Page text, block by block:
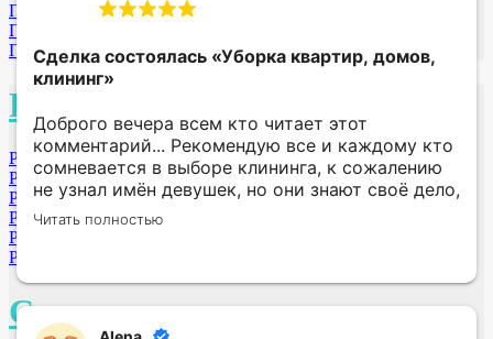
Пенза
Подольск МО
Пушкино МО
Р
Раменское МО
Ростов-на-Дону
Рубцовск
Ростов
Рыбинск
Рязань
С
Сделка состоялась «Уборка квартир, домов,
клининг»
Доброго вечера всем кто читает этот
комментарий... Рекомендую все и каждому кто
сомневается в выборе клининга, к сожалению
не узнал имён девушек, но они знают своё дело,
квартиру привели в 100℅ порядок.... P.S
девушки Вам большой респект...... Улицу не
Читать полностью